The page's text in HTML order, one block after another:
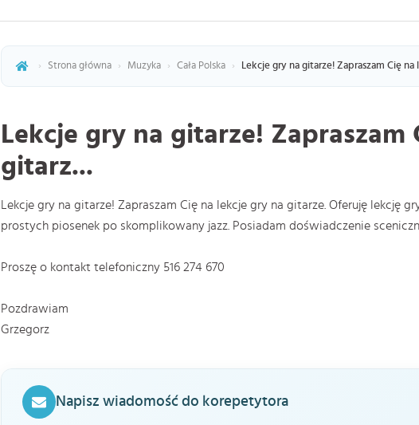
› Strona główna › Muzyka › Cała Polska › Lekcje gry na gitarze! Zapraszam Cię na
Lekcje gry na gitarze! Zapraszam
gitarz...
Lekcje gry na gitarze! Zapraszam Cię na lekcje gry na gitarze. Oferuję lekcję
prostych piosenek po skomplikowany jazz. Posiadam doświadczenie
Proszę o kontakt telefoniczny 516 274 670
Pozdrawiam
Grzegorz
Napisz wiadomość do korepetytora